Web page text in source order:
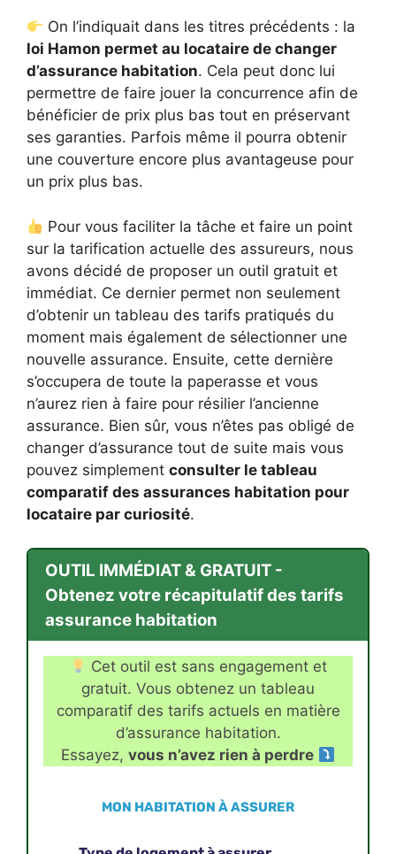
On l’indiquait dans les titres précédents : la
loi Hamon permet au locataire de changer
d’assurance habitation. Cela peut donc lui
permettre de faire jouer la concurrence afin de
bénéficier de prix plus bas tout en préservant
ses garanties. Parfois même il pourra obtenir
une couverture encore plus avantageuse pour
un prix plus bas.
Pour vous faciliter la tâche et faire un point
sur la tarification actuelle des assureurs, nous
avons décidé de proposer un outil gratuit et
immédiat. Ce dernier permet non seulement
d’obtenir un tableau des tarifs pratiqués du
moment mais également de sélectionner une
nouvelle assurance. Ensuite, cette dernière
s’occupera de toute la paperasse et vous
n’aurez rien à faire pour résilier l’ancienne
assurance. Bien sûr, vous n’êtes pas obligé de
changer d’assurance tout de suite mais vous
pouvez simplement consulter le tableau
comparatif des assurances habitation pour
locataire par curiosité.
OUTIL IMMÉDIAT & GRATUIT -
Obtenez votre récapitulatif des tarifs
assurance habitation
Cet outil est sans engagement et
gratuit. Vous obtenez un tableau
comparatif des tarifs actuels en matière
d’assurance habitation.
Essayez, vous n’avez rien à perdre